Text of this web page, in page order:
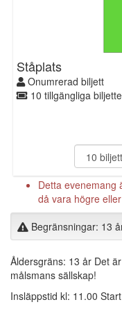
Ståplats
Onumrerad biljett
10 tillgängliga
Detta evenemang
då vara högre
Begränsningar: 13
Åldersgräns: 13 år Det
målsmans sällskap!
Insläppstid kl: 11.00